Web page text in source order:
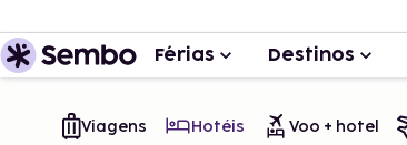
Férias Destinos
Viagens Hotéis Voo + hotel